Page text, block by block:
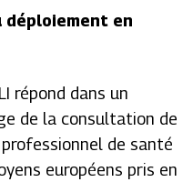
déploiement en
répond dans un
de la consultation de
de santé
européens pris en